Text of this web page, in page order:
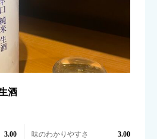
酒
3.00 味のわかりやすさ 3.00